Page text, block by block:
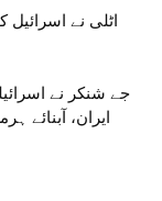
اٹلی نے
جے شنکر نے
ایران، آبنائے